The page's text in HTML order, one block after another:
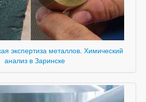
экспертиза металлов. Химический
анализ в Заринске